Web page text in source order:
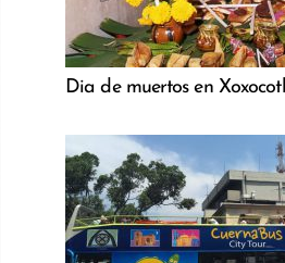
Dia de muertos en